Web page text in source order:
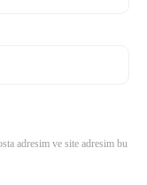
adresim ve site adresim bu